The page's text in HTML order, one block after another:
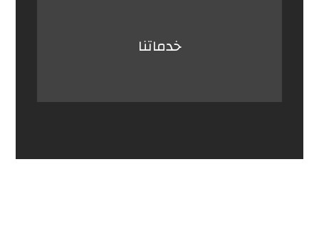
خدماتنا